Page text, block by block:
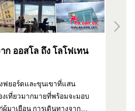
ก ออสโล ถึง โลโฟเทน
ฟยอร์ดและขุนเขาที่แสน
เที่ยวมากมายที่พร้อมจะมอบ
มาเยือน การเดินทางจาก